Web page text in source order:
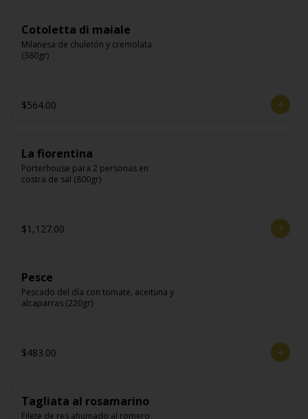
Cotoletta di maiale
Milanesa de chuletón y cremolata
(380gr)
$564.00
La fiorentina
Porterhouse para 2 personas en
costra de sal (800gr)
$1,127.00
Pesce
Pescado del día con tomate, aceituna y
alcaparras (220gr)
$483.00
Tagliata al rosamarino
Filete de res ahumado al romero